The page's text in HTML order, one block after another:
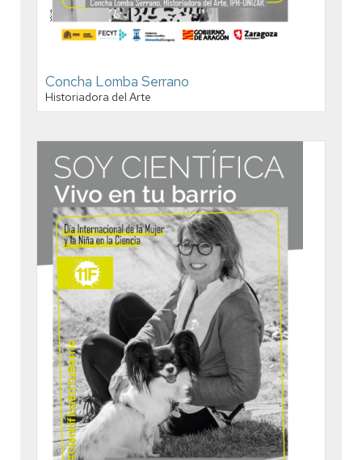
Concha Lomba Serrano
Historiadora del Arte